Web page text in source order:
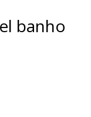
banho